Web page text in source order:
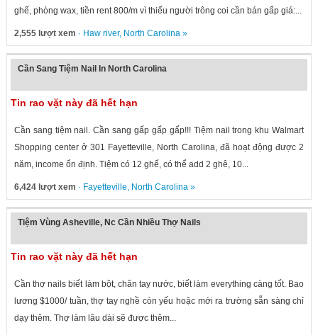
ghế, phòng wax, tiền rent 800/m vì thiếu người trông coi cần bán gấp giá:...
2,555 lượt xem · Haw river, North Carolina»
Cần Sang Tiệm Nail In North Carolina
Tin rao vặt này đã hết hạn
Cần sang tiệm nail. Cần sang gấp gấp gấp!!! Tiệm nail trong khu Walmart
Shopping center ở 301 Fayetteville, North Carolina, đã hoạt động được 2
năm, income ổn định. Tiệm có 12 ghế, có thể add 2 ghê, 10...
6,424 lượt xem · Fayetteville, North Carolina»
Tiệm Vùng Asheville, Nc Cần Nhiều Thợ Nails
Tin rao vặt này đã hết hạn
Cần thợ nails biết làm bột, chân tay nước, biết làm everything càng tốt. Bao
lương $1000/ tuần, thợ tay nghề còn yếu hoặc mới ra trường sẵn sàng chỉ
dạy thêm. Thợ làm lâu dài sẽ được thêm...